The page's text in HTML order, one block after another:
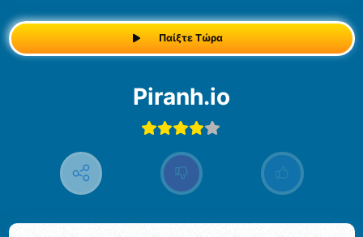
Παίξτε Τώρα
Piranh.io